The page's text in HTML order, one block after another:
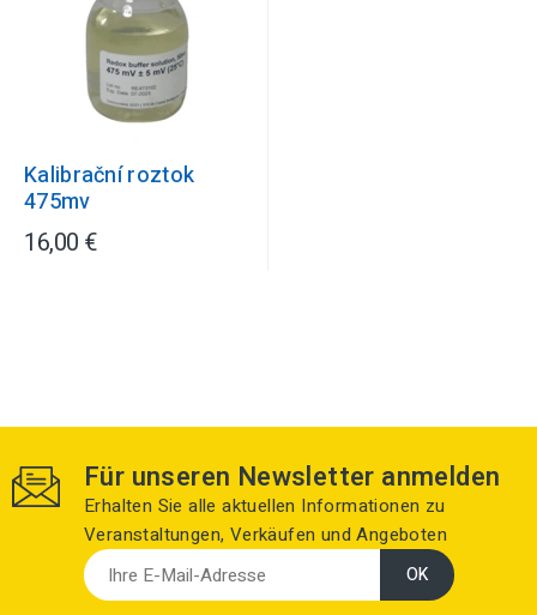
Kalibrační roztok
475mv
16,00 €
Für unseren Newsletter anmelden
Erhalten Sie alle aktuellen Informationen zu
Veranstaltungen, Verkäufen und Angeboten